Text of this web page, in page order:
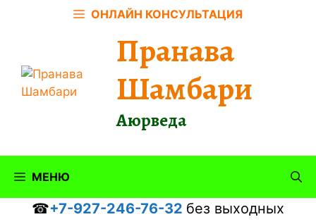
ОНЛАЙН КОНСУЛЬТАЦИЯ
Пранава
Шамбари
Аюрведа
МЕНЮ
☎+7-927-246-76-32 без выходных